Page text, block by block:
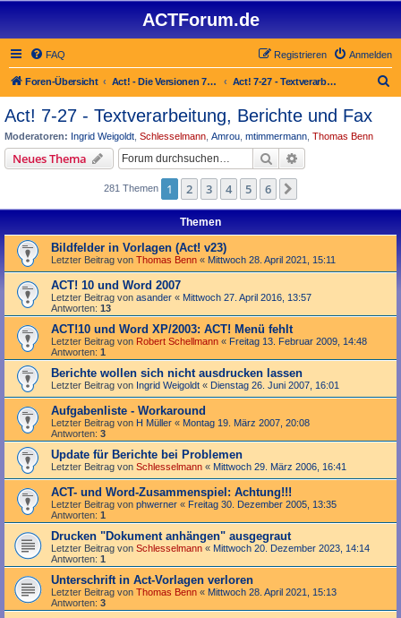
ACTForum.de
FAQ Anmelden
Registrieren
Foren-Übersicht Act! - Die Versionen 7.x bis 27.x Act! 7-27 - Text­­ver­arbei­tung, Berichte und Fax
Act! 7-27 - Text­­ver­arbei­tung, Berichte und Fax
Moderatoren: Ingrid Weigoldt Schlesselmann Amrou mtimmermann Thomas Benn
Neues Thema Suche
281 Themen 1 2 3 4 5 6
Themen
Bildfelder in Vorlagen (Act! v23)
Letzter Beitrag von Thomas Benn « Mittwoch 28. April 2021, 15:11
ACT! 10 und Word 2007
Letzter Beitrag von asander « Mittwoch 27. April 2016, 13:57
Antworten: 13
ACT!10 und Word XP/2003: ACT! Menü fehlt
Letzter Beitrag von Robert Schellmann « Freitag 13. Februar 2009, 14:48
Antworten: 1
Berichte wollen sich nicht ausdrucken lassen
Letzter Beitrag von Ingrid Weigoldt « Dienstag 26. Juni 2007, 16:01
Aufgabenliste - Workaround
Letzter Beitrag von H Müller « Montag 19. März 2007, 20:08
Antworten: 3
Update für Berichte bei Problemen
Letzter Beitrag von Schlesselmann « Mittwoch 29. März 2006, 16:41
ACT- und Word-Zusammenspiel: Achtung!!!
Letzter Beitrag von phwerner « Freitag 30. Dezember 2005, 13:35
Antworten: 1
Drucken "Dokument anhängen" ausgegraut
Letzter Beitrag von Schlesselmann « Mittwoch 20. Dezember 2023, 14:14
Antworten: 1
Unterschrift in Act-Vorlagen verloren
Letzter Beitrag von Thomas Benn « Mittwoch 28. April 2021, 15:13
Antworten: 3